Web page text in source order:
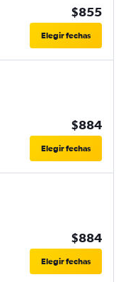
$855
Elegir fechas
$884
Elegir fechas
$884
Elegir fechas